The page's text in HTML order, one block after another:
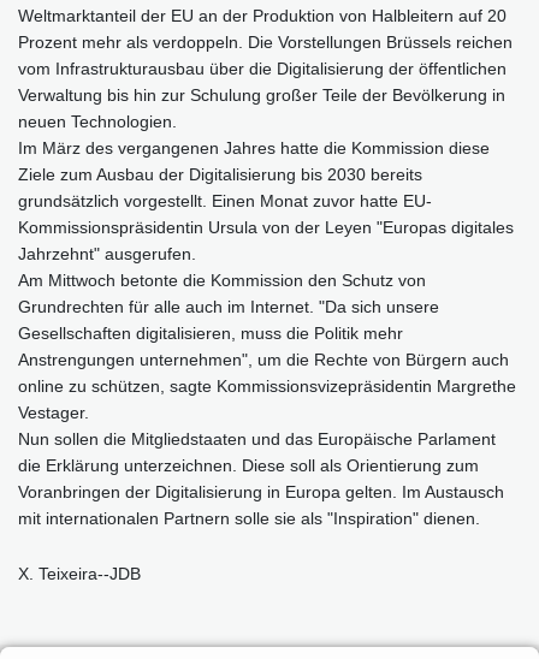
Weltmarktanteil der EU an der Produktion von Halbleitern auf 20
Prozent mehr als verdoppeln. Die Vorstellungen Brüssels reichen
vom Infrastrukturausbau über die Digitalisierung der öffentlichen
Verwaltung bis hin zur Schulung großer Teile der Bevölkerung in
neuen Technologien.
Im März des vergangenen Jahres hatte die Kommission diese
Ziele zum Ausbau der Digitalisierung bis 2030 bereits
grundsätzlich vorgestellt. Einen Monat zuvor hatte EU-
Kommissionspräsidentin Ursula von der Leyen "Europas digitales
Jahrzehnt" ausgerufen.
Am Mittwoch betonte die Kommission den Schutz von
Grundrechten für alle auch im Internet. "Da sich unsere
Gesellschaften digitalisieren, muss die Politik mehr
Anstrengungen unternehmen", um die Rechte von Bürgern auch
online zu schützen, sagte Kommissionsvizepräsidentin Margrethe
Vestager.
Nun sollen die Mitgliedstaaten und das Europäische Parlament
die Erklärung unterzeichnen. Diese soll als Orientierung zum
Voranbringen der Digitalisierung in Europa gelten. Im Austausch
mit internationalen Partnern solle sie als "Inspiration" dienen.
X. Teixeira--JDB